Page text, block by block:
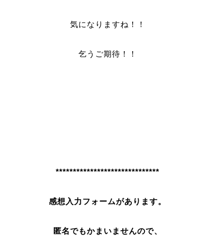
気になりますね！！
乞うご期待！！
******************************
感想入力フォームがあります。
匿名でもかまいませんので、